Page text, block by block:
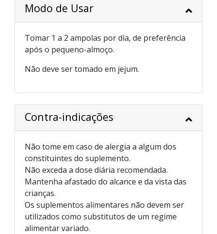
Modo de Usar
Tomar 1 a 2 ampolas por dia, de preferência
após o pequeno-almoço.
Não deve ser tomado em jejum.
Contra-indicações
Não tome em caso de alergia a algum dos
constituintes do suplemento.
Não exceda a dose diária recomendada.
Mantenha afastado do alcance e da vista das
crianças.
Os suplementos alimentares não devem ser
utilizados como substitutos de um regime
alimentar variado.